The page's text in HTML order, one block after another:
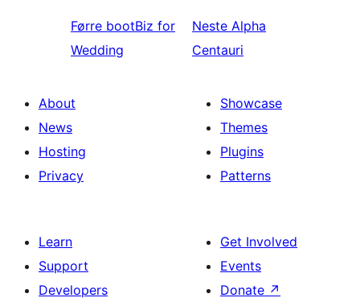
Førre bootBiz for
Wedding
Neste Alpha
Centauri
About
News
Hosting
Privacy
Showcase
Themes
Plugins
Patterns
Learn
Support
Developers
Get Involved
Events
Donate ↗